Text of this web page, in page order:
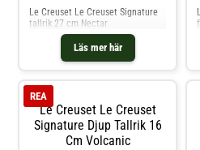
Läs mer här
Le Creuset Le Creuset Signature
tallrik 27 cm Nectar
Le Creuset Le Creuset
Signature Djup Tallrik 16
Cm Volcanic
REA